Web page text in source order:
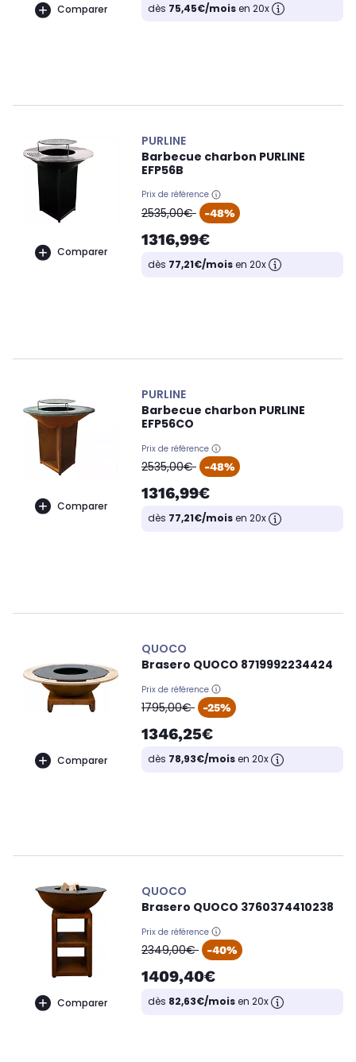
Comparer dès 75,45€/moisen 20x
Comparer
PURLINE
Barbecue charbon PURLINE
EFP56B
Prix de référence
oldPrice
2535,00€ -48%
1316,99€
dès 77,21€/moisen 20x
Comparer
PURLINE
Barbecue charbon PURLINE
EFP56CO
Prix de référence
oldPrice
2535,00€ -48%
1316,99€
dès 77,21€/moisen 20x
Comparer
QUOCO
Brasero QUOCO 8719992234424
Prix de référence
oldPrice
1795,00€ -25%
1346,25€
dès 78,93€/moisen 20x
Comparer
QUOCO
Brasero QUOCO 3760374410238
Prix de référence
oldPrice
2349,00€ -40%
1409,40€
dès 82,63€/moisen 20x